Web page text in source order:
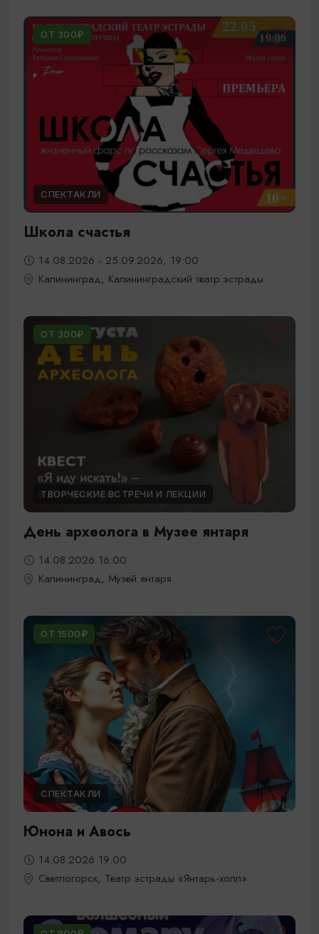
ОТ 300₽
СПЕКТАКЛИ
Школа счастья
14.08.2026 - 25.09.2026, 19:00
Калининград, Калининградский театр эстрады
ОТ 300₽
ТВОРЧЕСКИЕ ВСТРЕЧИ И ЛЕКЦИИ
День археолога в Музее янтаря
14.08.2026 16:00
Калининград, Музей янтаря
ОТ 1500₽
СПЕКТАКЛИ
Юнона и Авось
14.08.2026 19:00
Светлогорск, Театр эстрады «Янтарь-холл»